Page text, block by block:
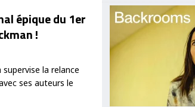
épique du 1er
!
la relance
ses auteurs le